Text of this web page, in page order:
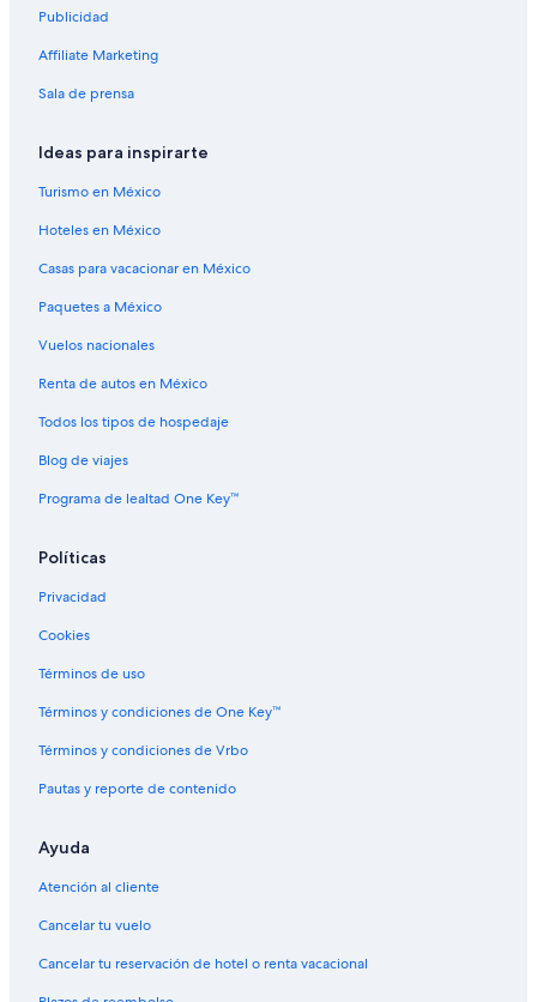
Publicidad
Affiliate Marketing
Sala de prensa
Ideas para inspirarte
Turismo en México
Hoteles en México
Casas para vacacionar en México
Paquetes a México
Vuelos nacionales
Renta de autos en México
Todos los tipos de hospedaje
Blog de viajes
Programa de lealtad One Key™
Políticas
Privacidad
Cookies
Términos de uso
Términos y condiciones de One Key™
Términos y condiciones de Vrbo
Pautas y reporte de contenido
Ayuda
Atención al cliente
Cancelar tu vuelo
Cancelar tu reservación de hotel o renta vacacional